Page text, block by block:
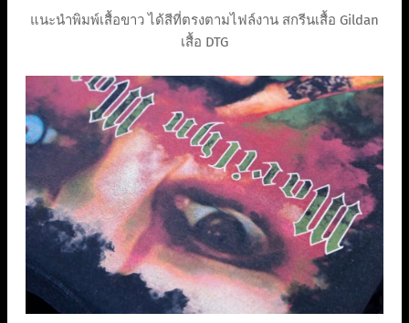
แนะนำพิมพ์เสื้อขาว ได้สีที่ตรงตามไฟล์งาน สกรีนเสื้อ Gildan
เสื้อ DTG